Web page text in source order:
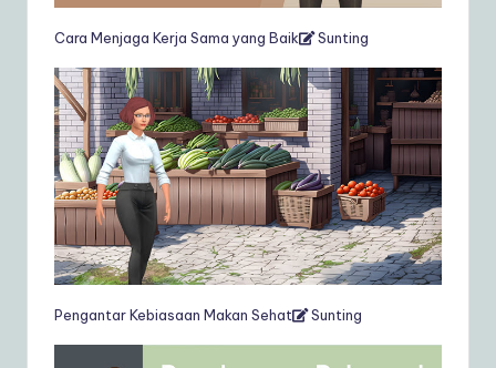
Cara Menjaga Kerja Sama yang Baik Sunting
Pengantar Kebiasaan Makan Sehat Sunting